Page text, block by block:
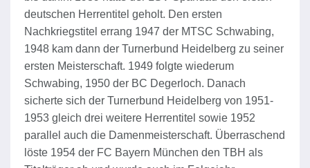
deutschen Herrentitel geholt. Den ersten
Nachkriegstitel errang 1947 der MTSC Schwabing,
1948 kam dann der Turnerbund Heidelberg zu seiner
ersten Meisterschaft. 1949 folgte wiederum
Schwabing, 1950 der BC Degerloch. Danach
sicherte sich der Turnerbund Heidelberg von 1951-
1953 gleich drei weitere Herrentitel sowie 1952
parallel auch die Damenmeisterschaft. Überraschend
löste 1954 der FC Bayern München den TBH als